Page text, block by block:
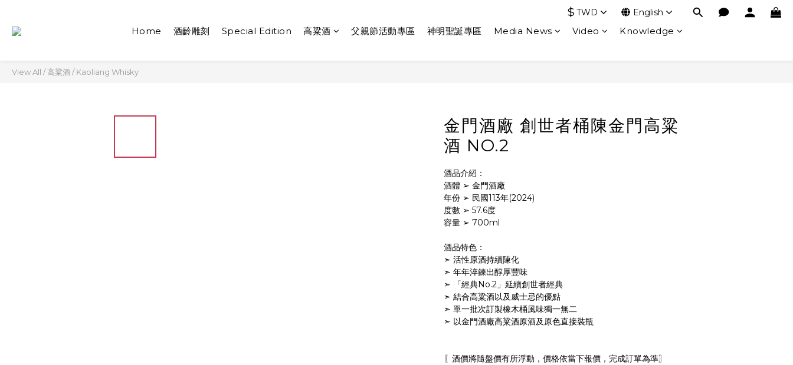
$ TWD English
Home 酒齡雕刻 Special Edition 高粱酒 父親節活動專區 神明聖誕專區 Media News Video Knowledge
View All /高粱酒/Kaoliang Whisky
金門酒廠 創世者桶陳金門高粱
酒 NO.2
酒品介紹：
酒體 ➢ 金門酒廠
年份 ➢ 民國113年(2024)
度數 ➢ 57.6度
容量 ➢ 700ml
酒品特色：
➣ 活性原酒持續陳化
➣ 年年淬鍊出醇厚豐味
➣ 「經典No.2」延續創世者經典
➣ 結合高粱酒以及威士忌的優點
➣ 單一批次訂製橡木桶風味獨一無二
➣ 以金門酒廠高粱酒原酒及原色直接裝瓶
〖酒價將隨盤價有所浮動，價格依當下報價，完成訂單為準〗